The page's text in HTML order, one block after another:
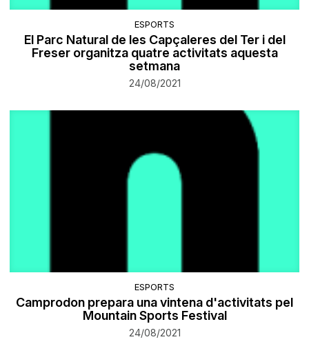
ESPORTS
El Parc Natural de les Capçaleres del Ter i del
Freser organitza quatre activitats aquesta
setmana
24/08/2021
ESPORTS
Camprodon prepara una vintena d'activitats pel
Mountain Sports Festival
24/08/2021